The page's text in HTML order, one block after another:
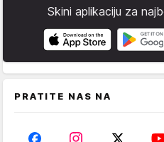
Skini aplikaciju za
PRATITE NAS NA